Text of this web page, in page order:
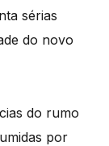
sérias
do novo
do rumo
por